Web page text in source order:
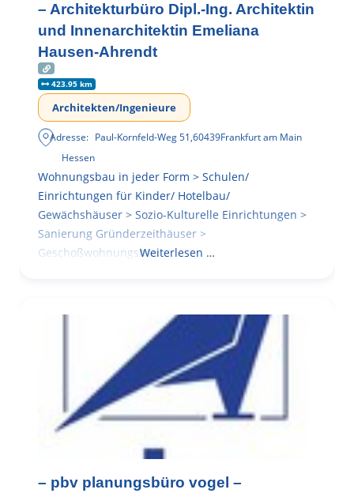
– Architekturbüro Dipl.-Ing. Architektin
und Innenarchitektin Emeliana
Hausen-Ahrendt
423.95 km
Architekten/Ingenieure
Adresse: Paul-Kornfeld-Weg 51,60439Frankfurt am Main
Hessen
Wohnungsbau in jeder Form > Schulen/
Einrichtungen für Kinder/ Hotelbau/
Gewächshäuser > Sozio-Kulturelle Einrichtungen >
Sanierung Gründerzeithäuser >
GeschoßwohnungsbauWeiterlesen …
– pbv planungsbüro vogel –